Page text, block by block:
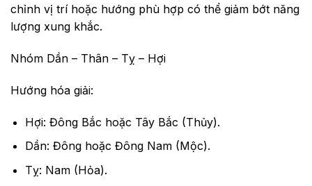
chỉnh vị trí hoặc hướng phù hợp có thể giảm bớt năng
lượng xung khắc.
Nhóm Dần – Thân – Tỵ – Hợi
Hướng hóa giải:
Hợi: Đông Bắc hoặc Tây Bắc (Thủy).
Dần: Đông hoặc Đông Nam (Mộc).
Tỵ: Nam (Hỏa).